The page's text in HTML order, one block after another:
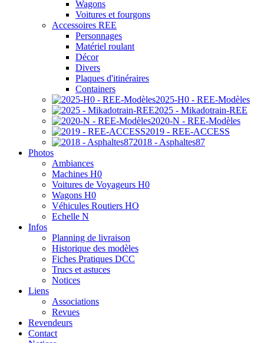
Wagons
Voitures et fourgons
Accessoires REE
Personnages
Matériel roulant
Décor
Divers
Plaques d'itinéraires
Containers
2025-H0 - REE-Modèles
2025 - Mikadotrain-REE
2020-N - REE-Modèles
2019 - REE-ACCESS
2018 - Asphaltes87
Photos
Ambiances
Machines H0
Voitures de Voyageurs H0
Wagons H0
Véhicules Routiers HO
Echelle N
Infos
Planning de livraison
Historique des modèles
Fiches Pratiques DCC
Trucs et astuces
Notices
Liens
Associations
Revues
Revendeurs
Contact